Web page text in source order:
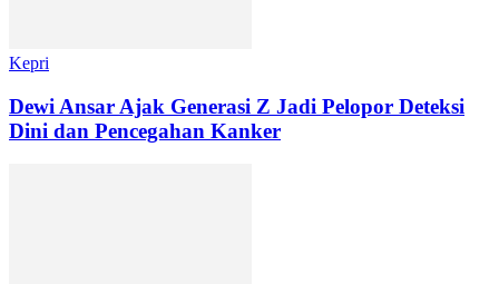
Kepri
Dewi Ansar Ajak Generasi Z Jadi Pelopor Deteksi
Dini dan Pencegahan Kanker